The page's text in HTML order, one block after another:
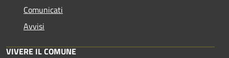
Comunicati
Avvisi
VIVERE IL COMUNE